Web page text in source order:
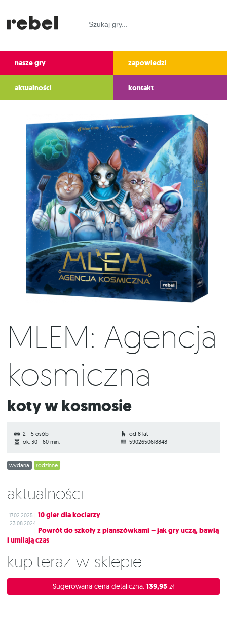
nasze gry zapowiedzi
aktualności kontakt
MLEM: Agencja
kosmiczna
Koty w kosmosie
2 - 5 osób
od 8 lat
ok. 30 - 60 min.
5902650618848
wydana rodzinne
Aktualności
17.02.2025 | 10 gier dla kociarzy
23.08.2024
| Powrót do szkoły z planszówkami – jak gry uczą, bawią
i umilają czas
Kup teraz w sklepie
Sugerowana cena detaliczna: 139,95 zł